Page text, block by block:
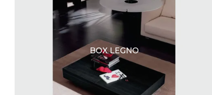
BOX LEGNO